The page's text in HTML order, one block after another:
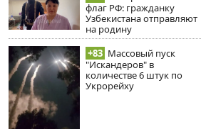
флаг РФ: гражданку
Узбекистана отправляют
на родину
+83 Массовый пуск
"Искандеров" в
количестве 6 штук по
Укрорейху